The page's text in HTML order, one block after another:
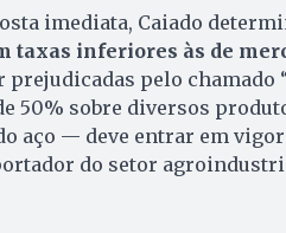
imediata, Caiado
taxas inferiores às de
prejudicadas pelo chamado
50% sobre diversos
aço — deve entrar em vigor
do setor